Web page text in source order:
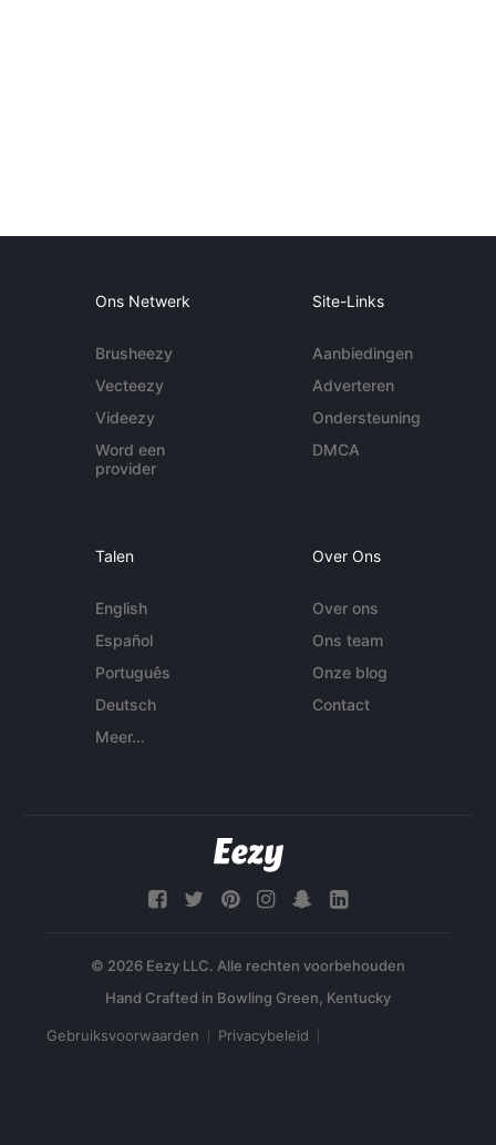
Ons Netwerk
Brusheezy
Vecteezy
Videezy
Word een
provider
Site-Links
Aanbiedingen
Adverteren
Ondersteuning
DMCA
Talen
English
Español
Português
Deutsch
Meer...
Over Ons
Over ons
Ons team
Onze blog
Contact
© 2026 Eezy LLC. Alle rechten voorbehouden
Gebruiksvoorwaarden Privacybeleid